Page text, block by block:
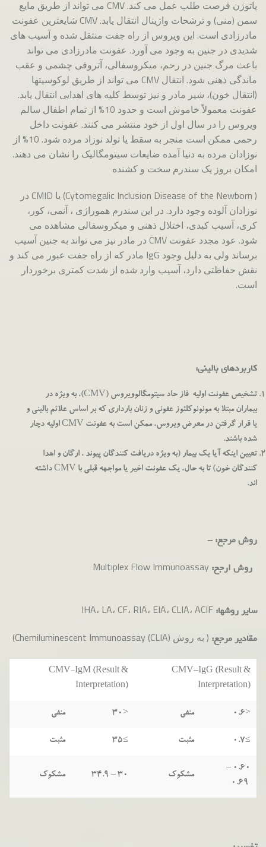
پاتوژن فرصت طلب عمل می کند. CMV می تواند از طریق مایع
سمن (منی) و ترشحات واژینال انتقال یابد. CMV شایعترین عفونت
مادرزادی است. این ویروس از راه جفت منتقل شده و آسیب های
شدیدی در جنین به وجود می آورد. عفونت مادرزادی می تواند
باعث مرگ جنین در رحم، میکروسفالی، آتروفی چشمی و عقب
ماندگی ذهنی شود. انتقال CMV می تواند از طریق لوکوسیتها
(انتقال خون)، شیر مادر و نیز توسط کلیه های اهدایی انتقال یابد.
عفونت معمولاً خاموش است و حدود 10% از تمام اطفال سالم
ویروس را در سال اول از خود منتشر می کنند. عفونت داخل
رحمی ممکن است منجر به سقط یا تولد نوزاد مرده شود. 10% از
نوزادان مرده به دنیا آمده ضایعات سیتومگالیک را نشان می دهند.
امکان بروز یک سندرم سخت و کشنده
( Cytomegalic Inclusion Disease of the Newborn) یا CMID در
نوزادان آلوده وجود دارد. در این سندرم هموراژی ، آنمی، کور،
کری، آسیب کبدی، اختلال ذهنی و میکروسفالی مشاهده می
شود. عود مجدد عفونت CMV در مادر نیز می تواند به جنین آسیب
برساند ولی به دلیل وجود IgG مادر که از راه جفت عبور می کند و
نقش حفاظتی دارد، آسیب وارد شده از شدت کمتری برخوردار
است.
کاربردهای بالینی:
تشخیص عفونت اولیه فاز حاد سیتومگالوویروس (CMV)، به ویژه در
بیماران مبتلا به مونونوکلئوز عفونی و زنان بارداری که بر اساس علائم بالینی و
یا قرار گرفتن در معرض ویروس، ممکن است به عفونت CMV اولیه دچار
شده باشند.
تعیین اینکه آیا یک بیمار (به ویژه دریافت کنندگان پیوند ، ارگان و اهدا
کنندگان خون) تا به حال، یک عفونت اخیر یا مواجهه قبلی با CMV داشته
اند.
روش مرجع: -
روش ارجح: Multiplex Flow Immunoassay
سایر روشها: IHA، LA، CF، RIA، EIA، CLIA، ACIF
مقادیر مرجع: ( به روش Chemiluminescent Immunoassay (CLIA))
CMV–IgG (Result &
Interpretation)
CMV-IgM (Result &
Interpretation)
<0.6 منفی <30 منفی
≥0.7 مثبت ≥35 مثبت
0.60 –
مشکوک 30 – 34.9 مشکوک